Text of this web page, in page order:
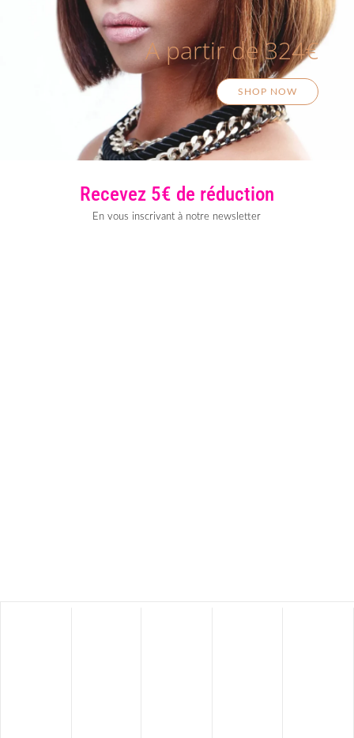
A partir de 324€
SHOP NOW
Recevez 5€ de réduction
En vous inscrivant à notre newsletter